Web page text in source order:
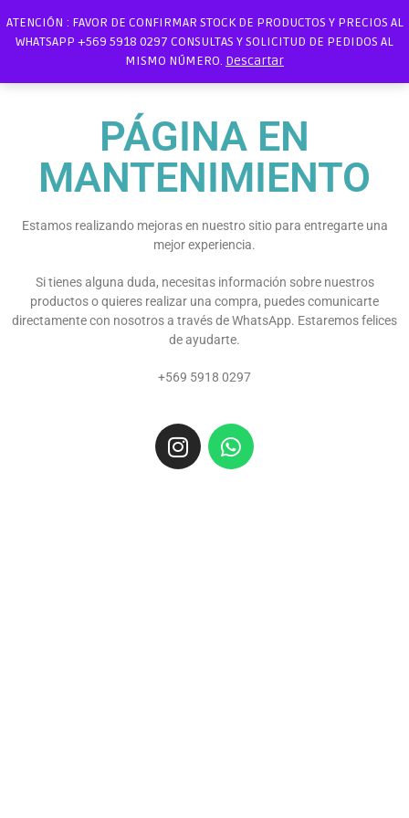
ATENCIÓN : FAVOR DE CONFIRMAR STOCK DE PRODUCTOS Y PRECIOS AL
WHATSAPP +569 5918 0297 CONSULTAS Y SOLICITUD DE PEDIDOS AL
MISMO NÚMERO. Descartar
PÁGINA EN
MANTENIMIENTO
Estamos realizando mejoras en nuestro sitio para entregarte una
mejor experiencia.
Si tienes alguna duda, necesitas información sobre nuestros
productos o quieres realizar una compra, puedes comunicarte
directamente con nosotros a través de WhatsApp. Estaremos felices
de ayudarte.
+569 5918 0297